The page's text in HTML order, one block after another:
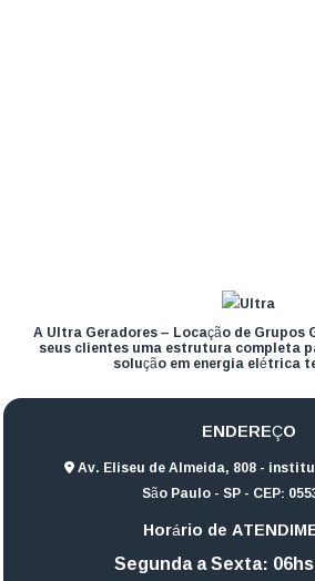
A Ultra Geradores – Locação de Grupos
seus clientes uma estrutura completa
solução em energia elétrica
ENDEREÇO
Av. Eliseu de Almeida, 808 -
São Paulo - SP - CEP:
Horário de
Segunda a Sexta: